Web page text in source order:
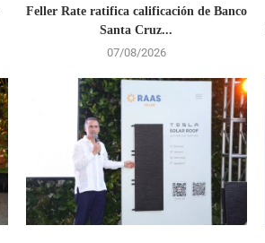
Feller Rate ratifica calificación de Banco
Santa Cruz...
07/08/2026